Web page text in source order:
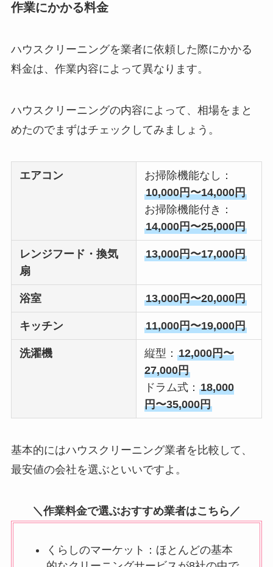
作業にかかる料金
ハウスクリーニングを業者に依頼した際にかかる
料金は、作業内容によって異なります。
ハウスクリーニングの内容によって、相場をまと
めたのでまずはチェックしてみましょう。
エアコン
お掃除機能なし：
10,000円〜14,000円
お掃除機能付き：
14,000円〜25,000円
レンジフード・換気
扇
13,000円〜17,000円
浴室 13,000円〜20,000円
キッチン 11,000円〜19,000円
洗濯機 縦型：12,000円〜
27,000円
ドラム式：18,000
円〜35,000円
基本的にはハウスクリーニング業者を比較して、
最安値の会社を選ぶといいですよ。
＼作業料金で選ぶおすすめ業者はこちら／
くらしのマーケット：ほとんどの基本